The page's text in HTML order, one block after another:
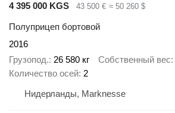
4 395 000 KGS 43 500 € ≈ 50 260 $
Полуприцеп бортовой
2016
Грузопод. 26 580 кг Собственный вес
Количество осей 2
Нидерланды, Marknesse